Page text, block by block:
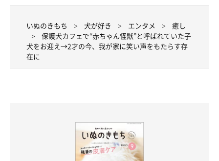
いぬのきもち 犬が好き エンタメ
癒し
保護犬カフェで“赤ちゃん怪獣”と呼ばれていた子
犬をお迎え→2才の今、我が家に笑い声をもたらす存
在に